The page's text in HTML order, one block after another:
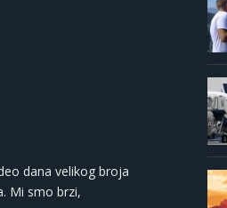
dana velikog broja
Mi smo brzi,